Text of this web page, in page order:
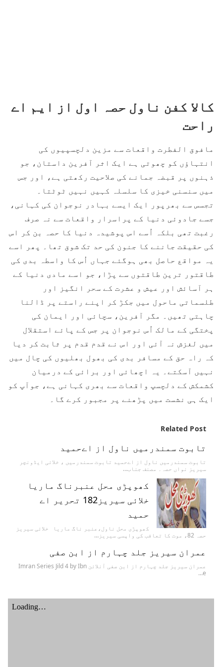
کالا کفن ناول حصہ اول از ایم اے
راحت
مافوق الفطرت واقعات سے مزین دلچسپیوں کی
انتہاؤں کو چھوتی ہے ایک اثر آفرین داستان، جو
ذہنوں پر قبضہ جمانے کی صلاحیت رکھتی ہے، اور جس
میں سنسنی خیزی کا سلسلہ کہیں نہیں ٹوٹتا۔
تجسس سے بھرپور ایک ایسے بہادر نوجوان کی کہانی،
جسے جادوئی دنیا کے پراسرار واقعات سے نہ صرف
رغبت تھی بلکہ اُسے اس پوشیدہ دنیا کا حصہ بن کر اس
کی حقیقت جاننے کا جنون کی حد تک شوق تھا۔ پھر اسے
یہ مواقع حاصل بھی ہوگئے جہاں اُس کا واسطہ بدی کی
طاقتور ترین طاقتوں سے پڑا، جو اسے مادی دنیا کے
ہر آسائش اور عیش و عشرت کے سحر انگیز اور
طلسماتی ماحول میں جکڑ کر اپنے راستے پر ڈالنا
چاہتی تھیں۔ مگر آفرین، سچائی اور ایمان کی
پختگی کے مالک اُس نوجوان پر جس کے پائے استقلال
میں لغزش نہ آئی اور اس نے قدم قدم پر ثابت کر دیا
کہ راہ حق کے مسافر بدی کی بھول بھلیوں کی چال میں
نہیں آسکتے۔ یہ اچھائی اور برائی کے درمیان
کشمکش کے دلچسپ واقعات سے بھری کہانی ہے، جوآپ کو
ایک ہی نشست میں پڑھنے پر مجبور کرے گا۔
Related Post
تابوت سمندرمیں ناول از اےحمید
تابوت سمندرمیں ناول از اےحمید تابوت سمندرمیں ، خلائی ایڈونچر
سیریز نواں حصہ۔ مصنف جناب…
کھوپڑی محل عنبرناگ ماریا
خلائی سیریز182 تحریر اے
حمید
کھوپڑی محل ناول،عنبر ناگ ماریا خلائی سیریز
حصہ 82، موت کا تعاقب کی واپسی سیریز…
عمران سیریز جلد چہارم از ابن صفی
عمران سیریز جلد چہارم از ابن صفی آنلائن Imran Series Jild 4 by Ibn
e…